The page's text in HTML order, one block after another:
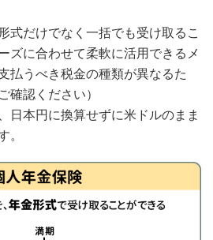
式だけでなく一括でも受け取るこ
ズに合わせて柔軟に活用できるメ
払うべき税金の種類が異なるた
確認ください）
日本円に換算せずに米ドルのまま
。